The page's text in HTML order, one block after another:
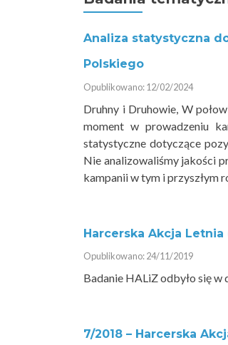
Analiza statystyczna
Polskiego
Opublikowano: 12/02/2024
Druhny i Druhowie, W
moment w prowadzeniu
statystyczne dotyczące
Nie analizowaliśmy jakości
kampanii w tym i przyszłym
Harcerska Akcja Letnia
Opublikowano: 24/11/2019
Badanie HALiZ odbyło się w
7/2018 – Harcerska